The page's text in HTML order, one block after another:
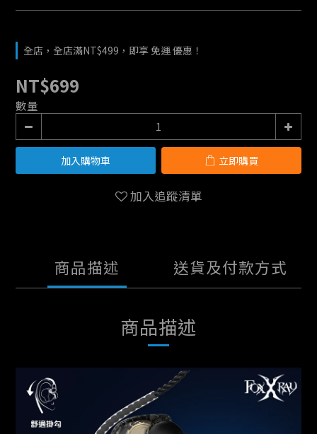
全店，全店滿NT$499，即享 免運 優惠！
NT$699
數量
加入購物車 立即購買
加入追蹤清單
商品描述 送貨及付款方式
商品描述